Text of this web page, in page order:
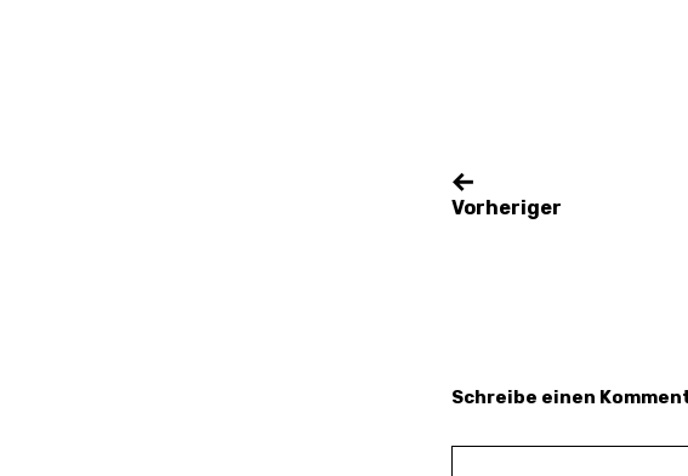
Vorheriger
Schreibe einen